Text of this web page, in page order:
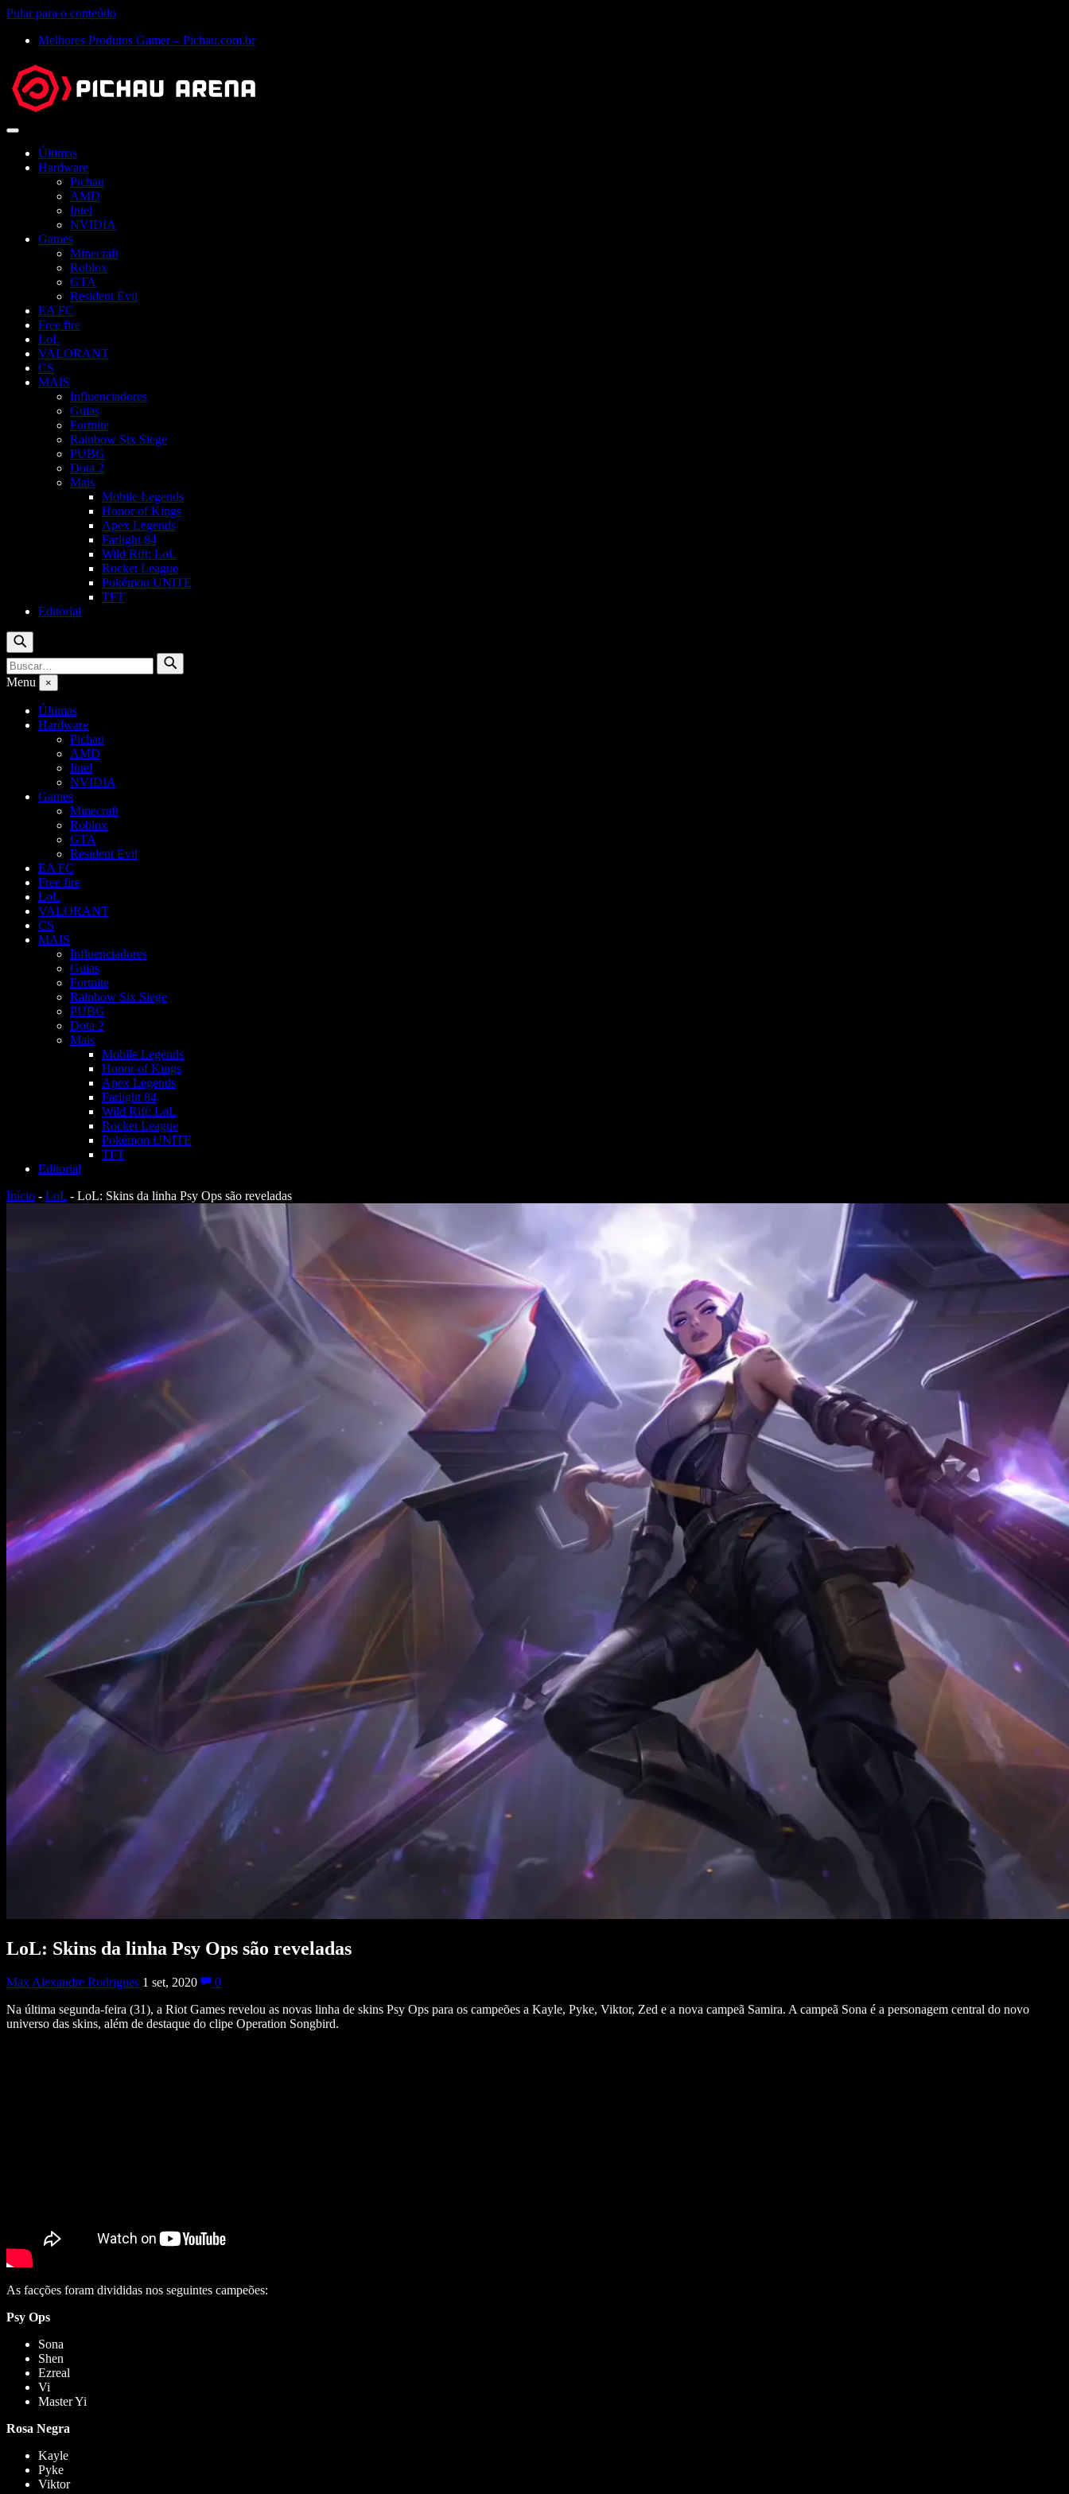
Pular para o conteúdo
Melhores Produtos Gamer – Pichau.com.br
Abrir
Últimas
Hardware
Pichau
AMD
Intel
NVIDIA
Games
Minecraft
Roblox
GTA
Resident Evil
EA FC
Free fire
LoL
VALORANT
CS
MAIS
Influenciadores
Guias
Fortnite
Rainbow Six Siege
PUBG
Dota 2
Mais
Mobile Legends
Honor of Kings
Apex Legends
Farlight 84
Wild Rift: LoL
Rocket League
Pokémon UNITE
TFT
Editorial
Buscar
Buscar
por:
Buscar
Menu ×
Últimas
Hardware
Pichau
AMD
Intel
NVIDIA
Games
Minecraft
Roblox
GTA
Resident Evil
EA FC
Free fire
LoL
VALORANT
CS
MAIS
Influenciadores
Guias
Fortnite
Rainbow Six Siege
PUBG
Dota 2
Mais
Mobile Legends
Honor of Kings
Apex Legends
Farlight 84
Wild Rift: LoL
Rocket League
Pokémon UNITE
TFT
Editorial
Início - LoL - LoL: Skins da linha Psy Ops são reveladas
LoL: Skins da linha Psy Ops são reveladas
Max Alexandre Rodrigues 1 set, 2020
0
Na última segunda-feira (31), a Riot Games revelou as novas linha de skins Psy Ops para os campeões a Kayle, Pyke, Viktor, Zed e a nova campeã Samira. A campeã Sona é a personagem central do novo
universo das skins, além de destaque do clipe Operation Songbird.
As facções foram divididas nos seguintes campeões:
Psy Ops
Sona
Shen
Ezreal
Vi
Master Yi
Rosa Negra
Kayle
Pyke
Viktor